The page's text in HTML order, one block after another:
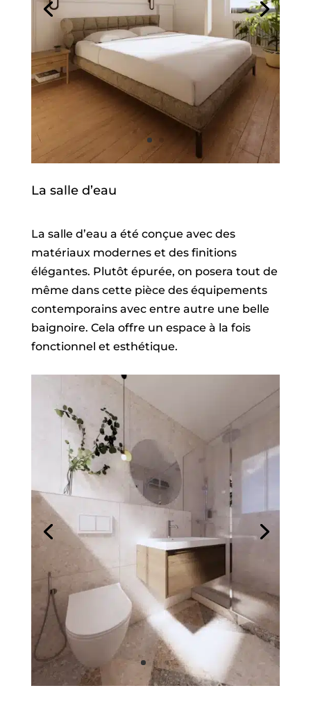
La salle d’eau
La salle d’eau a été conçue avec des
matériaux modernes et des finitions
élégantes. Plutôt épurée, on posera tout de
même dans cette pièce des équipements
contemporains avec entre autre une belle
baignoire. Cela offre un espace à la fois
fonctionnel et esthétique.